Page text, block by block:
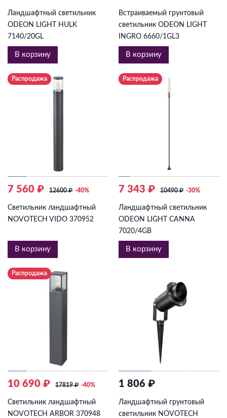
Ландшафтный светильник
ODEON LIGHT HULK
7140/20GL
В корзину
Встраиваемый грунтовый
светильник ODEON LIGHT
INGRO 6660/1GL3
В корзину
Распродажа
7 560 ₽ 12600₽ -40%
Светильник ландшафтный
NOVOTECH VIDO 370952
В корзину
Распродажа
7 343 ₽ 10490₽ -30%
Ландшафтный светильник
ODEON LIGHT CANNA
7020/4GB
В корзину
Распродажа
10 690 ₽ 17819₽ -40%
Светильник ландшафтный
NOVOTECH ARBOR 370948
1 806 ₽
Ландшафтный грунтовый
светильник NOVOTECH